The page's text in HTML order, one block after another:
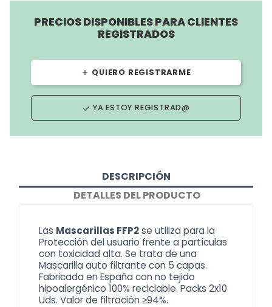
PRECIOS DISPONIBLES PARA CLIENTES
REGISTRADOS
add QUIERO REGISTRARME
done YA ESTOY REGISTRAD@
DESCRIPCIÓN
DETALLES DEL PRODUCTO
Las Mascarillas FFP2se utiliza para la
Protección del usuario frente a partículas
con toxicidad alta. Se trata de una
Mascarilla auto filtrante con 5 capas.
Fabricada en España con no tejido
hipoalergénico 100% reciclable. Packs 2x10
Uds. Valor de filtración ≥94%.